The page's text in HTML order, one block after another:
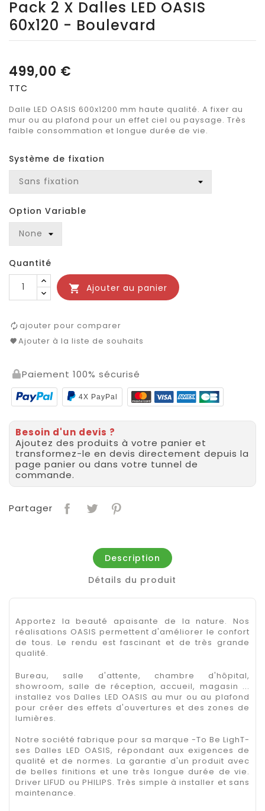
Pack 2 X Dalles LED OASIS
60x120 - Boulevard
499,00 €
TTC
Dalle LED OASIS 600x1200 mm haute qualité. A fixer au
mur ou au plafond pour un effet ciel ou paysage. Très
faible consommation et longue durée de vie.
Système de fixation
Option Variable
Quantité
 Ajouter au panier
ajouter pour comparer
Ajouter à la liste de souhaits
Paiement 100% sécurisé
4X PayPal
Besoin d'un devis ?
Ajoutez des produits à votre panier et
transformez-le en devis directement depuis la
page panier ou dans votre tunnel de
commande.
Partager
Description
Détails du produit
Apportez la beauté apaisante de la nature. Nos
réalisations OASIS permettent d'améliorer le confort
de tous. Le rendu est fascinant et de très grande
qualité.
Bureau, salle d'attente, chambre d'hôpital,
showroom, salle de réception, accueil, magasin ...
installez vos Dalles LED OASIS au mur ou au plafond
pour créer des effets d'ouvertures et des zones de
lumières.
Notre société fabrique pour sa marque -To Be LighT-
ses Dalles LED OASIS, répondant aux exigences de
qualité et de normes. La garantie d'un produit avec
de belles finitions et une très longue durée de vie.
Driver LIFUD ou PHILIPS. Très simple à installer et sans
maintenance.